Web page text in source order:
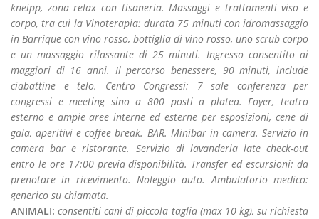
kneipp, zona relax con tisaneria. Massaggi e trattamenti viso e
corpo, tra cui la Vinoterapia: durata 75 minuti con idromassaggio
in Barrique con vino rosso, bottiglia di vino rosso, uno scrub corpo
e un massaggio rilassante di 25 minuti. Ingresso consentito ai
maggiori di 16 anni. Il percorso benessere, 90 minuti, include
ciabattine e telo. Centro Congressi: 7 sale conferenza per
congressi e meeting sino a 800 posti a platea. Foyer, teatro
esterno e ampie aree interne ed esterne per esposizioni, cene di
gala, aperitivi e coffee break. BAR. Minibar in camera. Servizio in
camera bar e ristorante. Servizio di lavanderia late check-out
entro le ore 17:00 previa disponibilità. Transfer ed escursioni: da
prenotare in ricevimento. Noleggio auto. Ambulatorio medico:
generico su chiamata.
ANIMALI: consentiti cani di piccola taglia (max 10 kg), su richiesta